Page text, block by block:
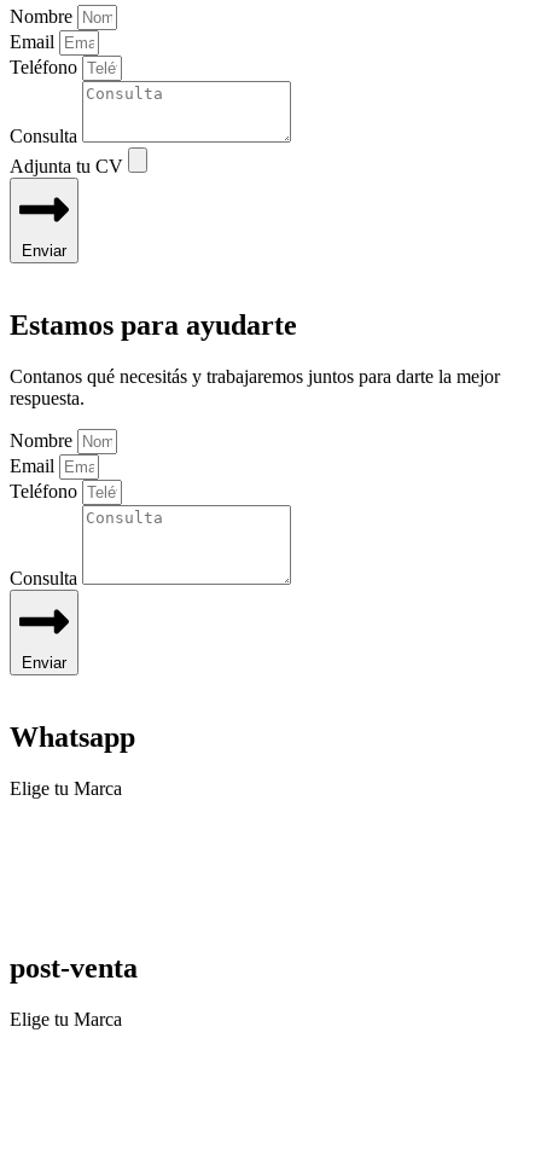
Nombre
Email
Teléfono
Consulta
Adjunta tu CV
Enviar
Estamos para ayudarte
Contanos qué necesitás y trabajaremos juntos para darte la mejor
respuesta.
Nombre
Email
Teléfono
Consulta
Enviar
Whatsapp
Elige tu Marca
post-venta
Elige tu Marca